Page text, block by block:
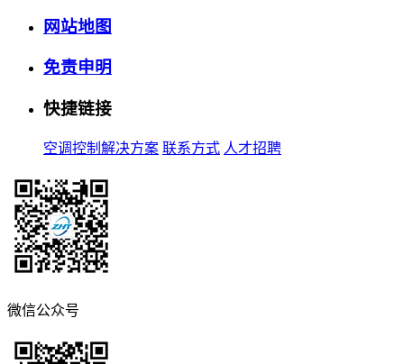
网站地图
免责申明
快捷链接
空调控制解决方案 联系方式 人才招聘
微信公众号